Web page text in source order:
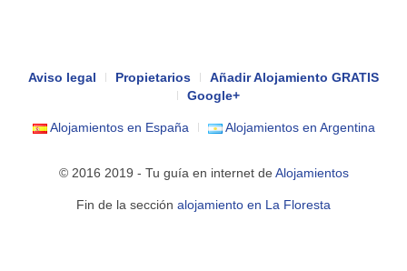
Aviso legal Propietarios
Añadir Alojamiento GRATIS
Google+
Alojamientos en España Alojamientos en Argentina
© 2016 2019 - Tu guía en internet de Alojamientos
Fin de la sección alojamiento en La Floresta